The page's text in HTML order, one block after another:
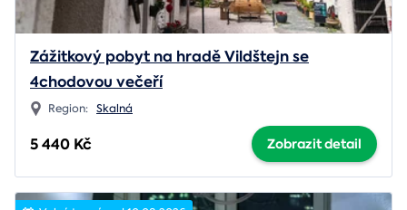
Zážitkový pobyt na hradě Vildštejn se
4chodovou večeří
Region: Skalná
5 440 Kč Zobrazit detail